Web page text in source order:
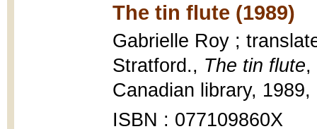
The tin flute (1989)
Gabrielle Roy ;
Stratford., The tin flute,
Canadian library,
ISBN : 077109860X